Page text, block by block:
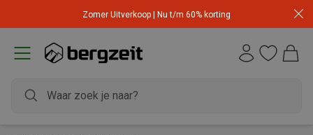
Zomer Uitverkoop | Nu t/m 60% korting